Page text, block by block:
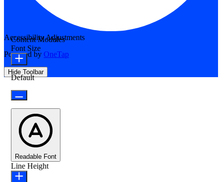
Accessibility Adjustments
Powered by OneTap
Hide Toolbar
Content Modules
Font Size
Default
Readable Font
Line Height